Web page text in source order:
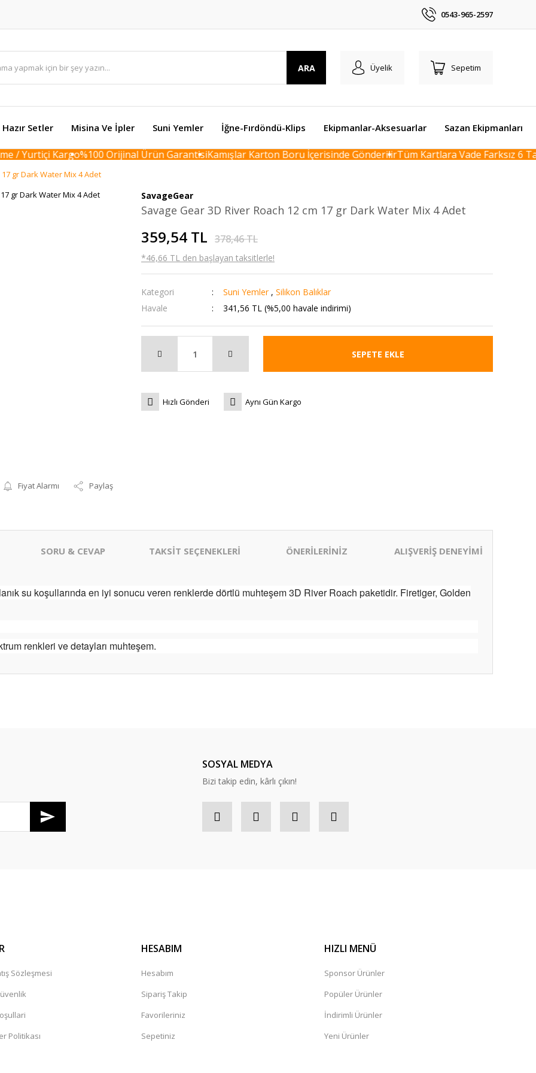
0543-965-2597
ARA Üyelik Sepetim
Hazır Setler Misina Ve İpler Suni Yemler İğne-Fırdöndü-Klips Ekipmanlar-Aksesuarlar Sazan Ekipmanları
/ Yurtiçi Kargo%100 Orijinal Ürün GarantisiKamışlar Karton Boru İçerisinde GönderilirTüm Kartlara Vade Farksız 6
gr Dark Water Mix 4 Adet
Fiyat Alarmı Paylaş
SavageGear
Savage Gear 3D River Roach 12 cm 17 gr Dark Water Mix 4 Adet
359,54 TL 378,46 TL
*46,66 TL den başlayan taksitlerle!
Kategori Suni Yemler , Silikon Balıklar
Havale
341,56 TL (%5,00 havale indirimi)
SEPETE EKLE
Hızlı Gönderi Aynı Gün Kargo
SORU & CEVAP TAKSİT SEÇENEKLERİ ÖNERİLERİNİZ ALIŞVERİŞ DENEYİMİ
su koşullarında en iyi sonucu veren renklerde dörtlü muhteşem 3D River Roach paketidir. Firetiger, Golden
renkleri ve detayları muhteşem.
satıcı çok değerli artık benim
olmasına rağmen . herkese
güvenilir bir mağaza
Yorumlara bakildiginda hep bi
şüphelerin artmasına neden
SOSYAL MEDYA
Bizi takip edin, kârlı çıkın!
Sözleşmesi
Politikası
HESABIM
Hesabım
Sipariş Takip
Favorileriniz
Sepetiniz
HIZLI MENÜ
Sponsor Ürünler
Popüler Ürünler
İndirimli Ürünler
Yeni Ürünler